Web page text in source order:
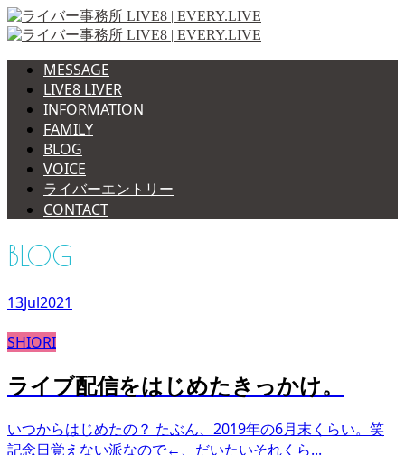
MESSAGE
LIVE8 LIVER
INFORMATION
FAMILY
BLOG
VOICE
ライバーエントリー
CONTACT
BLOG
13Jul2021
SHIORI
ライブ配信をはじめたきっかけ。
いつからはじめたの？ たぶん、2019年の6月末くらい。笑
記念日覚えない派なので←、だいたいそれくら...